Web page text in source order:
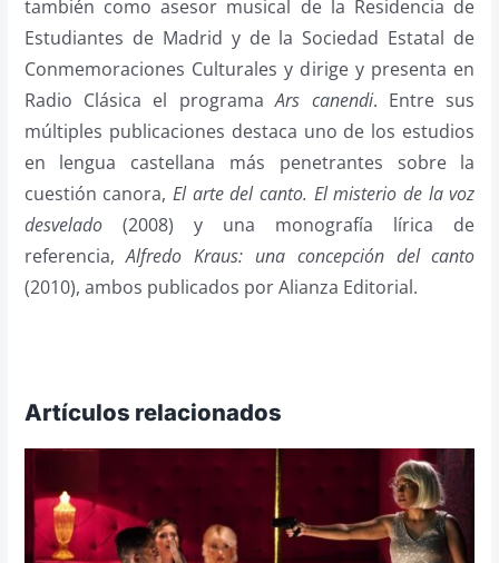
también como asesor musical de la Residencia de
Estudiantes de Madrid y de la Sociedad Estatal de
Conmemoraciones Culturales y dirige y presenta en
Radio Clásica el programaArs canendi. Entre sus
múltiples publicaciones destaca uno de los estudios
en lengua castellana más penetrantes sobre la
cuestión canora, El arte del canto. El misterio de la voz
desvelado(2008) y una monografía lírica de
referencia,Alfredo Kraus: una concepción del canto
(2010), ambos publicados por Alianza Editorial.
Artículos relacionados